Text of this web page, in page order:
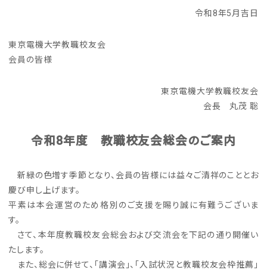
令和8年5月吉日
東京電機大学教職校友会
会員の皆様
東京電機大学教職校友会
会長 丸茂 聡
令和8年度 教職校友会総会のご案内
新緑の色増す季節となり、会員の皆様には益々ご清祥のこととお
慶び申し上げます。
平素は本会運営のため格別のご支援を賜り誠に有難うございま
す。
さて、本年度教職校友会総会および交流会を下記の通り開催い
たします。
また、総会に併せて、「講演会」、「入試状況と教職校友会枠推薦」